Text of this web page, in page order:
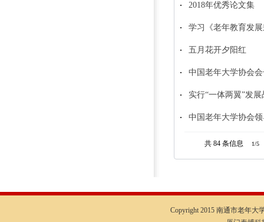
2018年优秀论文集
学习《老年教育发
五月花开夕阳红
中国老年大学协会
实行“一体两翼”发
中国老年大学协会
共 84 条信息 1/5
Copyright 2015 南通市老年大